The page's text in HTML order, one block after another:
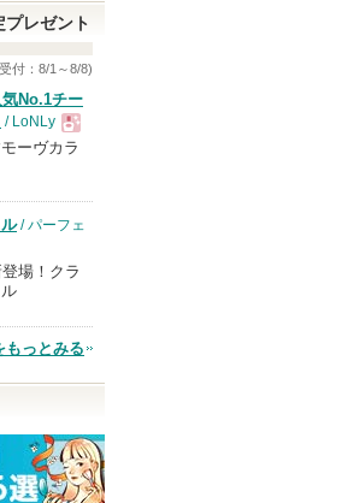
5番 白玉グルタチオンC
ふりかけマスク
プレゼント
付：8/1～8/8)
気No.1チー
/ LoNLy
現
品
ーヴカラ
/ パーフェ
登場！クラ
もっとみる